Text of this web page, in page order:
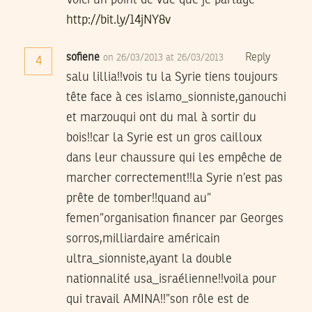
http://bit.ly/14jNY8v
4 sofiene on 26/03/2013 at 26/03/2013 Reply
salu lillia!!vois tu la Syrie tiens toujours
tête face à ces islamo_sionniste,ganouchi
et marzouqui ont du mal à sortir du
bois!!car la Syrie est un gros cailloux
dans leur chaussure qui les empêche de
marcher correctement!!la Syrie n’est pas
prête de tomber!!quand au”
femen”organisation financer par Georges
sorros,milliardaire américain
ultra_sionniste,ayant la double
nationnalité usa_israélienne!!voila pour
qui travail AMINA!!”son rôle est de